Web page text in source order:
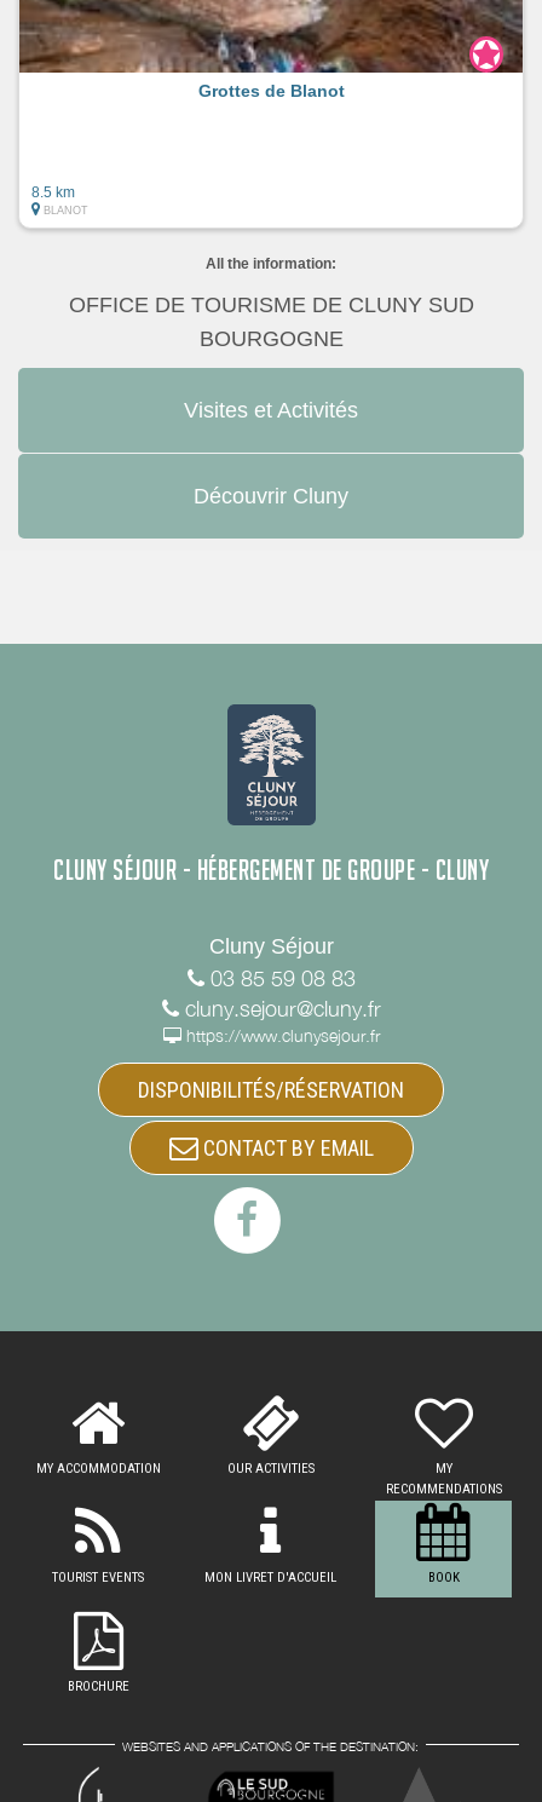
Grottes de Blanot
8.5 km
BLANOT
All the information:
OFFICE DE TOURISME DE CLUNY SUD
BOURGOGNE
Visites et Activités
Découvrir Cluny
CLUNY SÉJOUR - HÉBERGEMENT DE GROUPE - CLUNY
Cluny Séjour
03 85 59 08 83
cluny.sejour@cluny.fr
https://www.clunysejour.fr
DISPONIBILITÉS/RÉSERVATION
CONTACT BY EMAIL
MY ACCOMMODATION OUR ACTIVITIES
MY
RECOMMENDATIONS
TOURIST EVENTS MON LIVRET D'ACCUEIL BOOK
BROCHURE
WEBSITES AND APPLICATIONS OF THE DESTINATION: